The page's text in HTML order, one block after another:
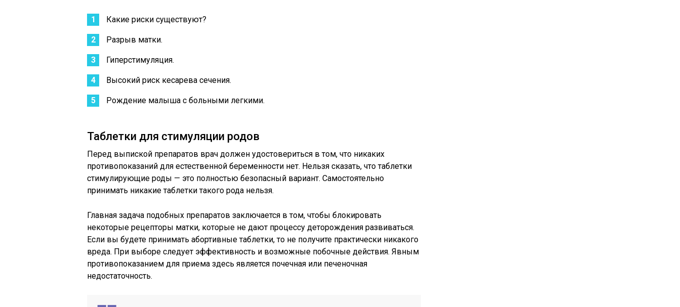
Какие риски существуют?
Разрыв матки.
Гиперстимуляция.
Высокий риск кесарева сечения.
Рождение малыша с больными легкими.
Таблетки для стимуляции родов
Перед выпиской препаратов врач должен удостовериться в том, что никаких
противопоказаний для естественной беременности нет. Нельзя сказать, что таблетки
стимулирующие роды — это полностью безопасный вариант. Самостоятельно
принимать никакие таблетки такого рода нельзя.
Главная задача подобных препаратов заключается в том, чтобы блокировать
некоторые рецепторы матки, которые не дают процессу деторождения развиваться.
Если вы будете принимать абортивные таблетки, то не получите практически никакого
вреда. При выборе следует эффективность и возможные побочные действия. Явным
противопоказанием для приема здесь является почечная или печеночная
недостаточность.